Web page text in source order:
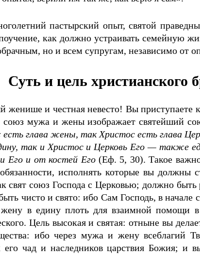
пастырский опыт, святой
как должно устраивать семейную
но и всем супругам, независимо от
Суть и цель христианского
женише и честная невесто! Вы приступаете
союз мужа и жены изображает святейший
глава жены, так Христос есть глава
так и Христос и Церковь Его — также
Его и от костей Его(Еф. 5, 30). Такое
исполнять которые вы должны
свят союз Господа с Церковью; должно
чисто и свято: ибо Сам Господь, в
в едину плоть для взаимной помощи
Цель высокая и святая: отныне вы
ибо через мужа и жену всеблагий
его чад и наследников царствия Божия; и